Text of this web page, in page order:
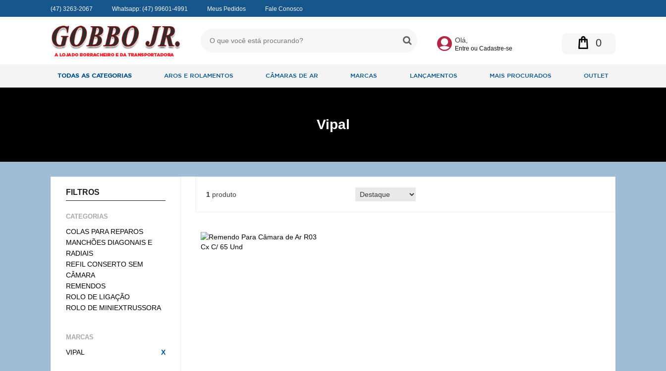
(47) 3263-2067 Whatsapp: (47) 99601-4991 Meus Pedidos Fale Conosco
Olá,
Entre ou Cadastre-se 0
TODAS AS CATEGORIAS AROS E ROLAMENTOS CÂMARAS DE AR MARCAS LANÇAMENTOS MAIS PROCURADOS OUTLET
Vipal
FILTROS
CATEGORIAS
COLAS PARA REPAROS
MANCHÕES DIAGONAIS E
RADIAIS
REFIL CONSERTO SEM
CÂMARA
REMENDOS
ROLO DE LIGAÇÃO
ROLO DE MINIEXTRUSSORA
MARCAS
X
VIPAL
1produto